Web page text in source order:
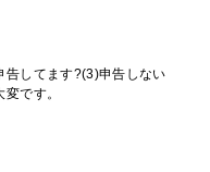
告してます?(3)申告しない
です。